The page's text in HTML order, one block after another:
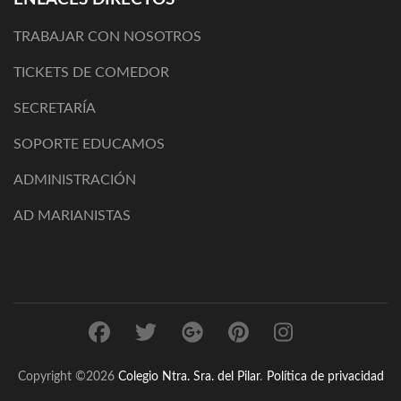
TRABAJAR CON NOSOTROS
TICKETS DE COMEDOR
SECRETARÍA
SOPORTE EDUCAMOS
ADMINISTRACIÓN
AD MARIANISTAS
Copyright ©2026 Colegio Ntra. Sra. del Pilar. Política de privacidad